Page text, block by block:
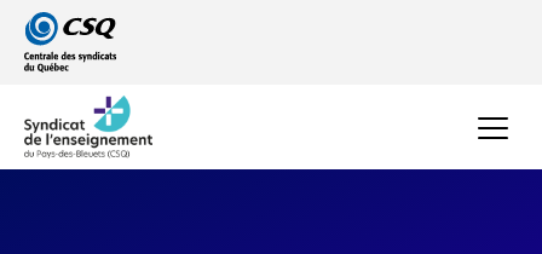
Passer
au
menu
Passer
au
contenu